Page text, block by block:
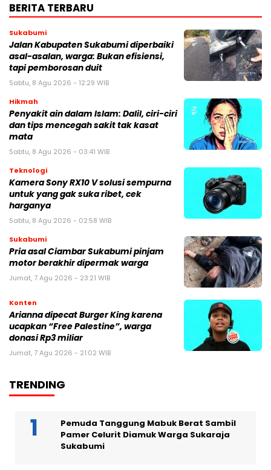
BERITA TERBARU
Sukabumi
Jalan Kabupaten Sukabumi diperbaiki
asal-asalan, warga: Bukan efisiensi,
tapi pemborosan duit
Sabtu, 8 Agu 2026 - 12:29 WIB
Hikmah
Penyakit ain dalam Islam: Dalil, ciri-ciri
dan tips mencegah sakit tak kasat
mata
Sabtu, 8 Agu 2026 - 03:41 WIB
Teknologi
Kamera Sony RX10 V solusi sempurna
untuk yang gak suka ribet, cek
harganya
Sabtu, 8 Agu 2026 - 02:58 WIB
Sukabumi
Pria asal Ciambar Sukabumi pinjam
motor berakhir dipermak warga
Jumat, 7 Agu 2026 - 23:21 WIB
Konten
Arianna dipecat Burger King karena
ucapkan “Free Palestine”, warga
donasi Rp3 miliar
Jumat, 7 Agu 2026 - 21:02 WIB
TRENDING
Pemuda Tanggung Mabuk Berat Sambil
Pamer Celurit Diamuk Warga Sukaraja
Sukabumi